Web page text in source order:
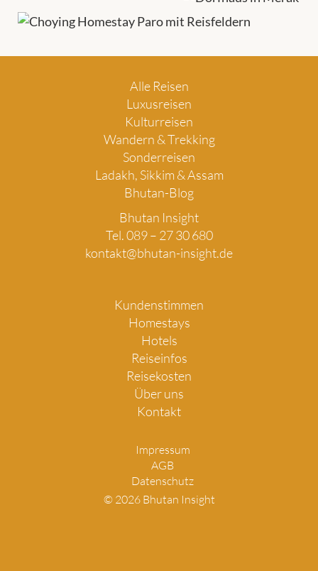
Alle Reisen
Luxusreisen
Kulturreisen
Wandern & Trekking
Sonderreisen
Ladakh, Sikkim & Assam
Bhutan-Blog
Bhutan Insight
Tel. 089 – 27 30 680
kontakt@bhutan-insight.de
Kundenstimmen
Homestays
Hotels
Reiseinfos
Reisekosten
Über uns
Kontakt
Impressum
AGB
Datenschutz
© 2026 Bhutan Insight